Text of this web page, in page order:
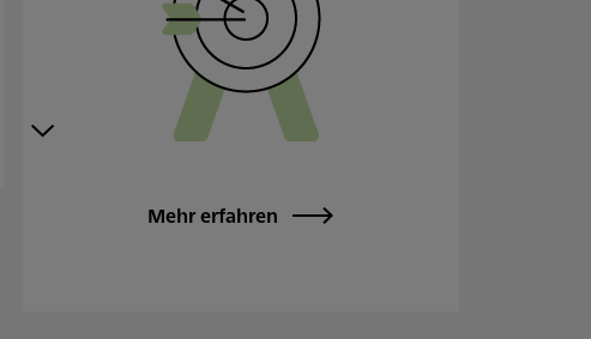
Mehr erfahren